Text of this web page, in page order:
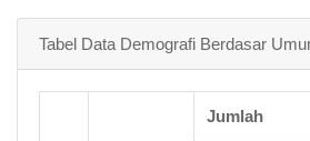
Tabel Data Demografi Berdasar
Jumlah